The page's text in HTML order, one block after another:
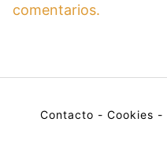
comentarios.
Contacto - Cookies -